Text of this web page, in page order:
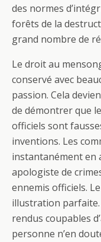
des normes
forêts de la
grand nombre de
Le droit au
conservé avec
passion. Cela
de démontrer que
officiels sont
inventions. Les
instantanément en
apologiste de
ennemis officiels.
illustration parfaite.
rendus coupables
personne n’en